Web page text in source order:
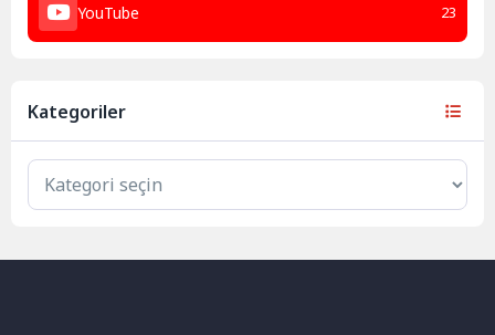
YouTube 23
Kategoriler